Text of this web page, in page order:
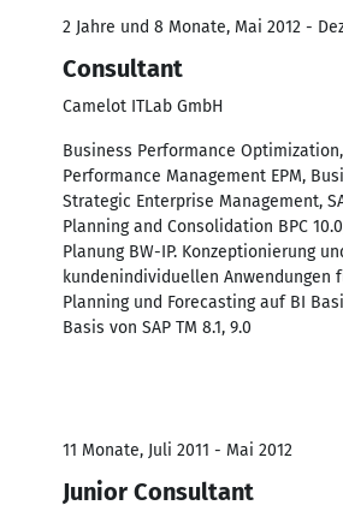
2 Jahre und 8 Monate, Mai 2012 -
Consultant
Camelot ITLab GmbH
Business Performance
Performance Management EPM,
Strategic Enterprise Management,
Planning and Consolidation BPC
Planung BW-IP. Konzeptionierung
kundenindividuellen Anwendungen
Planning und Forecasting auf BI
Basis von SAP TM 8.1, 9.0
11 Monate, Juli 2011 - Mai 2012
Junior Consultant